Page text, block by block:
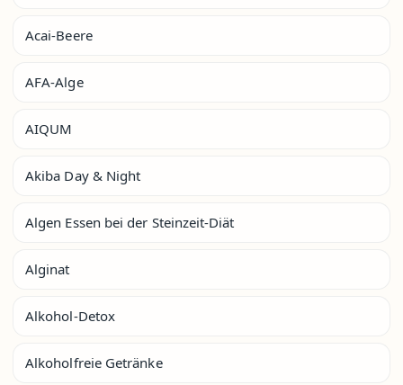
Acai-Beere
AFA-Alge
AIQUM
Akiba Day & Night
Algen Essen bei der Steinzeit-Diät
Alginat
Alkohol-Detox
Alkoholfreie Getränke